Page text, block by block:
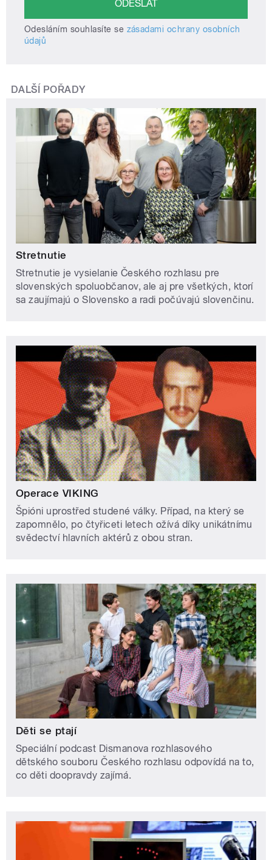
Odesláním souhlasíte se zásadami ochrany osobních
údajů
DALŠÍ POŘADY
Stretnutie
Stretnutie je vysielanie Českého rozhlasu pre
slovenských spoluobčanov, ale aj pre všetkých, ktorí
sa zaujímajú o Slovensko a radi počúvajú slovenčinu.
Operace VIKING
Špióni uprostřed studené války. Případ, na který se
zapomnělo, po čtyřiceti letech ožívá díky unikátnímu
svědectví hlavních aktérů z obou stran.
Děti se ptají
Speciální podcast Dismanova rozhlasového
dětského souboru Českého rozhlasu odpovídá na to,
co děti doopravdy zajímá.